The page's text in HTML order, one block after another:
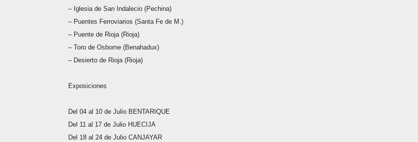
– Iglesia de San Indalecio (Pechina)
– Puentes Ferroviarios (Santa Fe de M.)
– Puente de Rioja (Rioja)
– Toro de Osborne (Benahadux)
– Desierto de Rioja (Rioja)
Exposiciones
Del 04 al 10 de Julio BENTARIQUE
Del 11 al 17 de Julio HUECIJA
Del 18 al 24 de Julio CANJAYAR